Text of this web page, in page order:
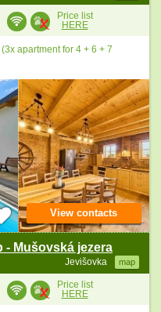
Price list
HERE
apartment for 4 + 6 + 7
- Mušovská jezera
Jevišovka map
View contacts
Price list
HERE